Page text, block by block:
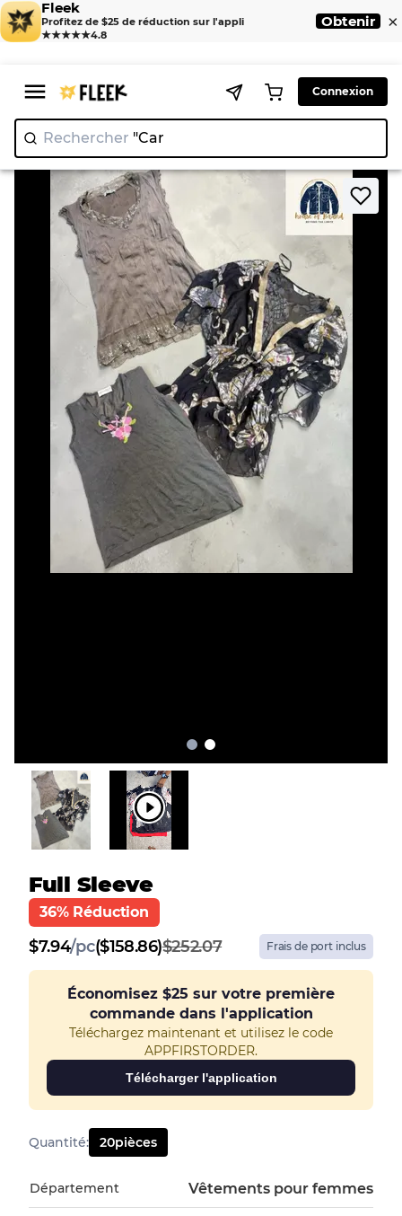
Fleek
Profitez de $25 de réduction sur l'appli
★★★★★4.8
Obtenir ×
Connexion
Rechercher "|
Home > Camisole > Full sleeve
Full Sleeve
36% Réduction
$7.94/pc($158.86)$252.07 Frais de port inclus
Économisez $25 sur votre première
commande dans l'application
Téléchargez maintenant et utilisez le code
APPFIRSTORDER.
Télécharger l'application
Quantité: 20pièces
Département Vêtements pour femmes